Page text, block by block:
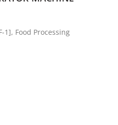
1], Food Processing